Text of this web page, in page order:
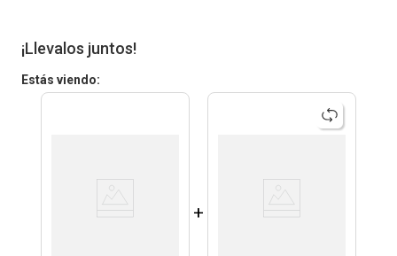
¡Llevalos juntos!
Estás viendo:
+